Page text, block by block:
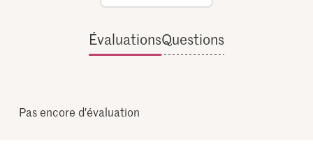
ÉvaluationsQuestions
Pas encore d'évaluation